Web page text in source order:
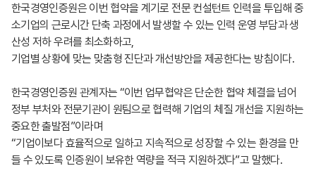
한국경영인증원은 이번 협약을 계기로 전문 컨설턴트 인력을 투입해 중
소기업의 근로시간 단축 과정에서 발생할 수 있는 인력 운영 부담과 생
산성 저하 우려를 최소화하고,
기업별 상황에 맞는 맞춤형 진단과 개선방안을 제공한다는 방침이다.
한국경영인증원 관계자는 “이번 업무협약은 단순한 협약 체결을 넘어
정부 부처와 전문기관이 원팀으로 협력해 기업의 체질 개선을 지원하는
중요한 출발점”이라며
“기업이보다 효율적으로 일하고 지속적으로 성장할 수 있는 환경을 만
들 수 있도록 인증원이 보유한 역량을 적극 지원하겠다”고 말했다.